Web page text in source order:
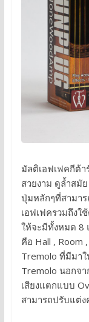
มัลติเอฟเฟคกีต้
สวยงาม ดูล้ำสมั
ปุ่มหลักๆที่สามาร
เอฟเฟครวมถึงใ
ให้จะมีทั้งหมด 8
คือ Hall , Room
Tremolo ที่มีมา
Tremolo นอกจ
เสียงแตกแบบ
สามารถปรับแต่ง